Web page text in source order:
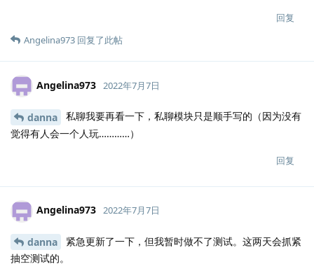
回复
Angelina973 回复了此帖
Angelina973 2022年7月7日
danna
私聊我要再看一下，私聊模块只是顺手写的（因为没有
觉得有人会一个人玩…………）
回复
Angelina973 2022年7月7日
danna
紧急更新了一下，但我暂时做不了测试。这两天会抓紧
抽空测试的。